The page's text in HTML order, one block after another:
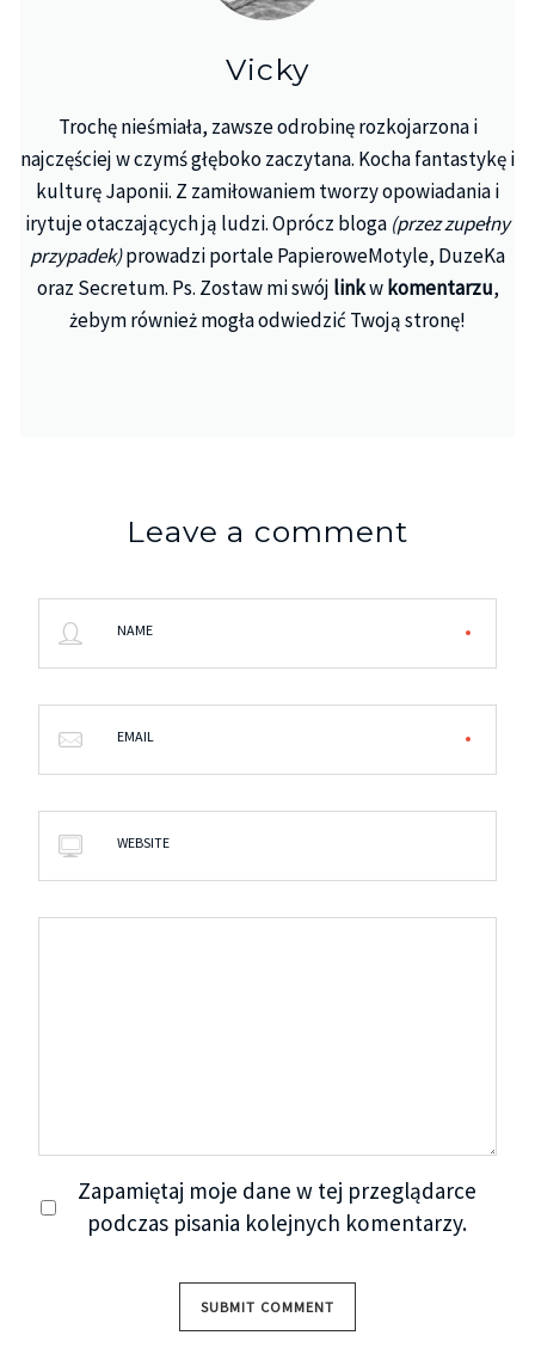
Vicky
Trochę nieśmiała, zawsze odrobinę rozkojarzona i
najczęściej w czymś głęboko zaczytana. Kocha fantastykę i
kulturę Japonii. Z zamiłowaniem tworzy opowiadania i
irytuje otaczających ją ludzi. Oprócz bloga (przez zupełny
przypadek)prowadzi portale PapieroweMotyle, DuzeKa
oraz Secretum. Ps. Zostaw mi swój linkwkomentarzu,
żebym również mogła odwiedzić Twoją stronę!
Leave a comment
NAME
EMAIL
WEBSITE
Zapamiętaj moje dane w tej przeglądarce
podczas pisania kolejnych komentarzy.